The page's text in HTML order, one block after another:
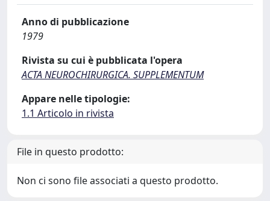
Anno di pubblicazione
1979
Rivista su cui è pubblicata l'opera
ACTA NEUROCHIRURGICA. SUPPLEMENTUM
Appare nelle tipologie:
1.1 Articolo in rivista
File in questo prodotto:
Non ci sono file associati a questo prodotto.